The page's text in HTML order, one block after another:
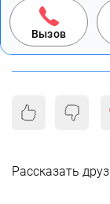
Вызов
Рассказать